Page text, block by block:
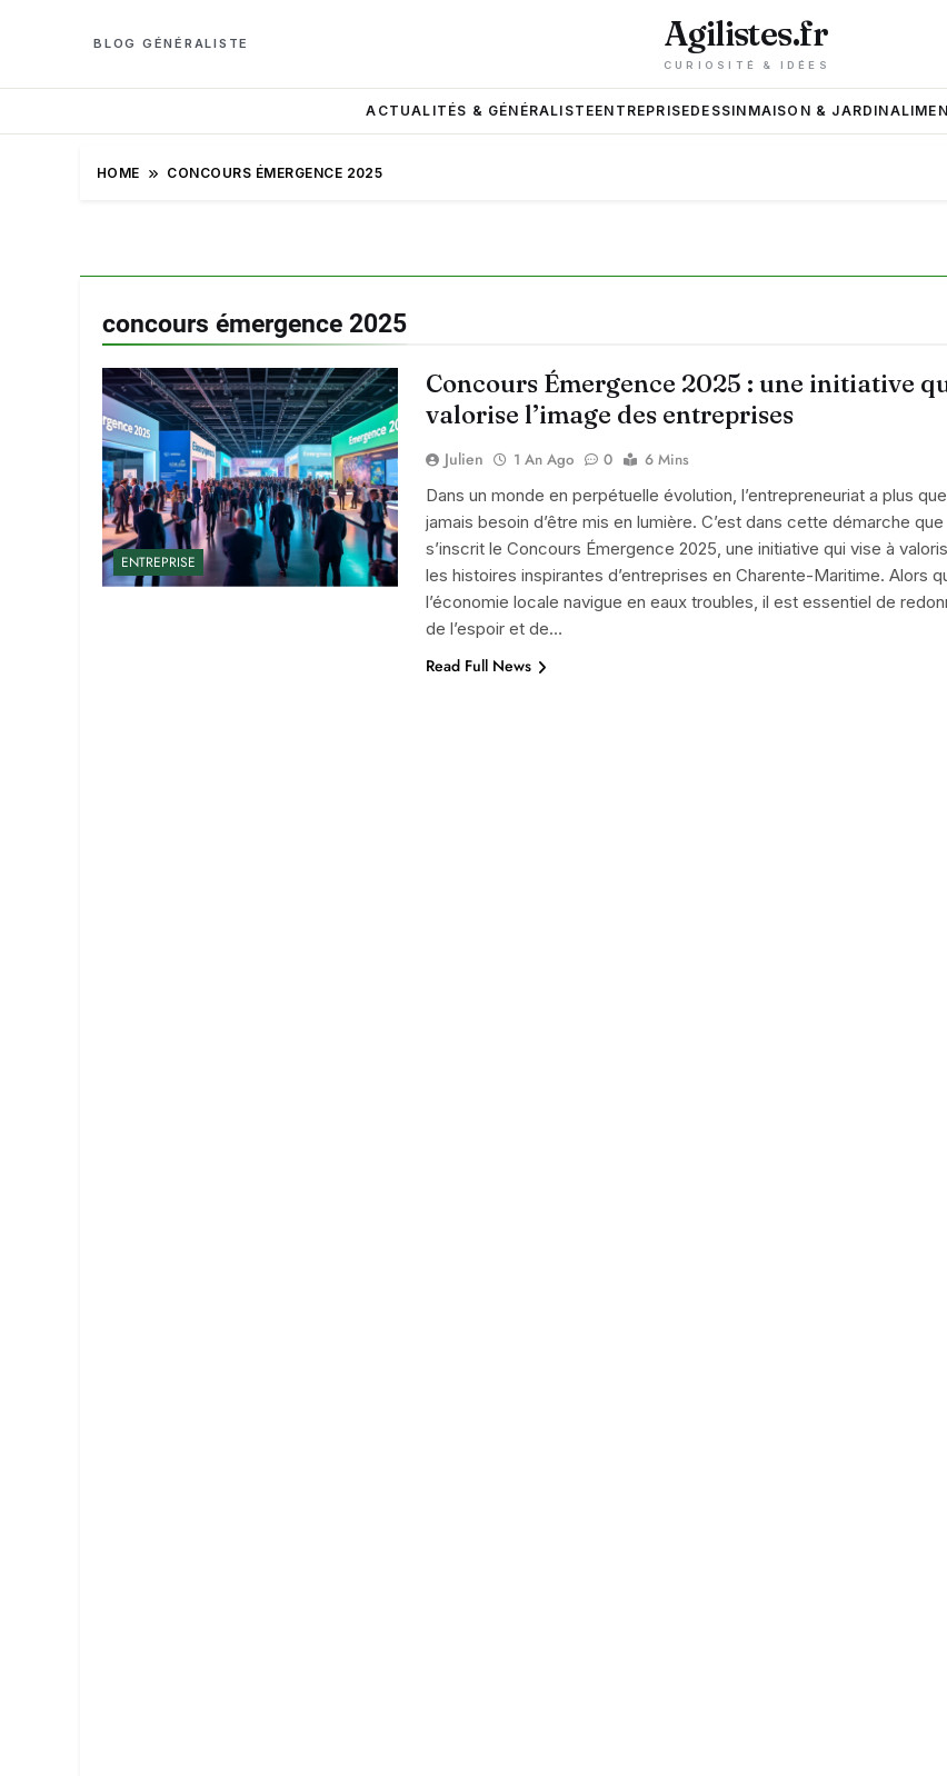
BLOG GÉNÉRALISTE Agilistes.fr
CURIOSITÉ & IDÉES
ACTUALITÉS & GÉNÉRALISTEENTREPRISEDESSIN MAISON & JARDIN
HOME CONCOURS ÉMERGENCE 2025
concours émergence 2025
ENTREPRISE
Concours Émergence 2025 : une initiative
valorise l’image des entreprises
Julien 1 An Ago 0
6 Mins
Dans un monde en perpétuelle évolution, l’entrepreneuriat a plus que
jamais besoin d’être mis en lumière. C’est dans cette démarche que
s’inscrit le Concours Émergence 2025, une initiative qui vise à
les histoires inspirantes d’entreprises en Charente-Maritime. Alors
l’économie locale navigue en eaux troubles, il est essentiel de
de l’espoir et de…
Read Full News